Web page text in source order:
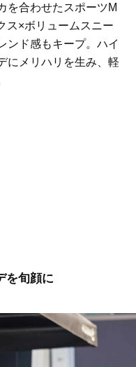
を合わせたスポーツM
ス×ボリュームスニー
ンド感もキープ。ハイ
にメリハリを生み、軽
を旬顔に